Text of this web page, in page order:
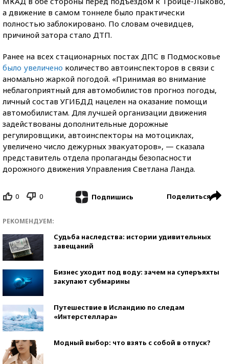
а движение в самом тоннеле было практически
полностью заблокировано. По словам очевидцев,
причиной затора стало ДТП.
Ранее на всех стационарных постах ДПС в Подмосковье
было увеличено количество автоинспекторов в связи с
аномально жаркой погодой. «Принимая во внимание
неблагоприятный для автомобилистов прогноз погоды,
личный состав УГИБДД нацелен на оказание помощи
автомобилистам. Для лучшей организации движения
задействованы дополнительные дорожные
регулировщики, автоинспекторы на мотоциклах,
увеличено число дежурных эвакуаторов», — сказала
представитель отдела пропаганды безопасности
дорожного движения Управления Светлана Ланда.
0 0 Подпишись Поделиться
РЕКОМЕНДУЕМ:
Судьба наследства: истории удивительных
завещаний
Бизнес уходит под воду: зачем на суперъяхты
закупают субмарины
Путешествие в Исландию по следам
«Интерстеллара»
Модный выбор: что взять с собой в отпуск?